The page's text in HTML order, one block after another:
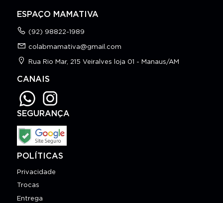
ESPAÇO MAMATIVA
(92) 98822-1989
colabmamativa@gmail.com
Rua Rio Mar, 215 Veiralves loja 01 - Manaus/AM
CANAIS
SEGURANÇA
POLÍTICAS
Privacidade
Trocas
Entrega